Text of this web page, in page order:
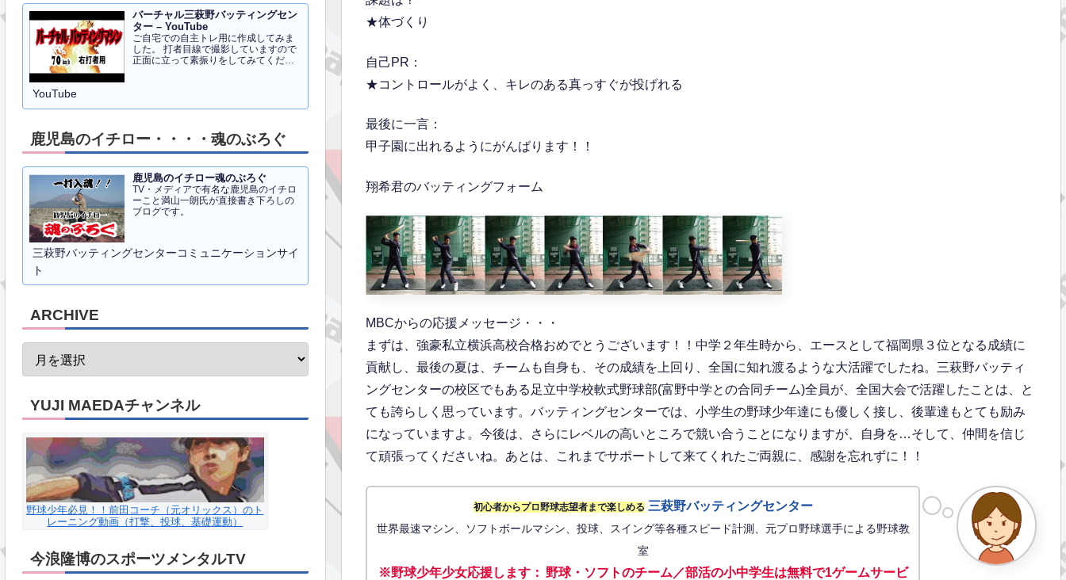
★体づくり
自己PR：
★コントロールがよく、キレのある真っすぐが投げれる
最後に一言：
甲子園に出れるようにがんばります！！
翔希君のバッティングフォーム
MBCからの応援メッセージ・・・
まずは、強豪私立横浜高校合格おめでとうございます！！中学２年生時から、エースとして福岡県３位となる成績に
貢献し、最後の夏は、チームも自身も、その成績を上回り、全国に知れ渡るような大活躍でしたね。三萩野バッティ
ングセンターの校区でもある足立中学校軟式野球部(富野中学との合同チーム)全員が、全国大会で活躍したことは、と
ても誇らしく思っています。バッティングセンターでは、小学生の野球少年達にも優しく接し、後輩達もとても励み
になっていますよ。今後は、さらにレベルの高いところで競い合うことになりますが、自身を…そして、仲間を信じ
て頑張ってくださいね。あとは、これまでサポートして来てくれたご両親に、感謝を忘れずに！！
初心者からプロ野球志望者まで楽しめる 三萩野バッティングセンター
世界最速マシン、ソフトボールマシン、投球、スイング等各種スピード計測、元プロ野球選手による野球教
室
※野球少年少女応援します： 野球・ソフトのチーム／部活の小中学生は無料で1ゲームサービ
バーチャル三萩野バッティングセン
ター – YouTube
ご自宅での自主トレ用に作成してみま
した。 打者目線で撮影していますので
正面に立って素振りをしてみてくださ
YouTube
鹿児島のイチロー・・・・魂のぶろぐ
鹿児島のイチロー魂のぶろぐ
TV・メディアで有名な鹿児島のイチロ
ーこと満山一朗氏が直接書き下ろしの
ブログです。
三萩野バッティングセンターコミュニケーションサイ
ト
ARCHIVE
YUJI MAEDAチャンネル
野球少年必見！！前田コーチ（元オリックス）のト
レーニング動画（打撃、投球、基礎運動）
今浪隆博のスポーツメンタルTV